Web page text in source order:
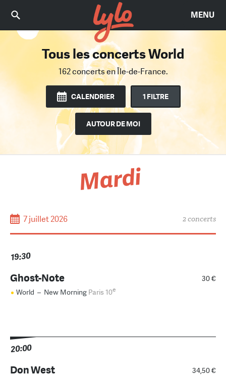
MENU
Tous les concerts World
162 concertsen Île-de-France.
Trouvez le bon concert
Parmi 2476 concertsen Île-de-France.
CALENDRIER 1 FILTRE
AUTOUR DE MOI
Mardi
7 juillet 2026 2 concerts
19:30
30 €
Ghost-Note
World – New Morning Paris 10e
20:00
34,50 €
Don West